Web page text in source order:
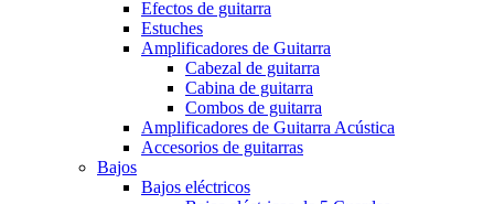
Efectos de guitarra
Estuches
Amplificadores de Guitarra
Cabezal de guitarra
Cabina de guitarra
Combos de guitarra
Amplificadores de Guitarra Acústica
Accesorios de guitarras
Bajos
Bajos eléctricos